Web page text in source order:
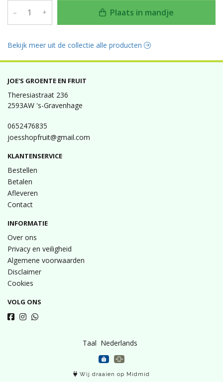
– + Plaats in mandje
Bekijk meer uit de collectie alle producten
JOE'S GROENTE EN FRUIT
Theresiastraat 236
2593AW 's-Gravenhage
0652476835
joesshopfruit@gmail.com
KLANTENSERVICE
Bestellen
Betalen
Afleveren
Contact
INFORMATIE
Over ons
Privacy en veiligheid
Algemene voorwaarden
Disclaimer
Cookies
VOLG ONS
Taal
Wij draaien op Midmid